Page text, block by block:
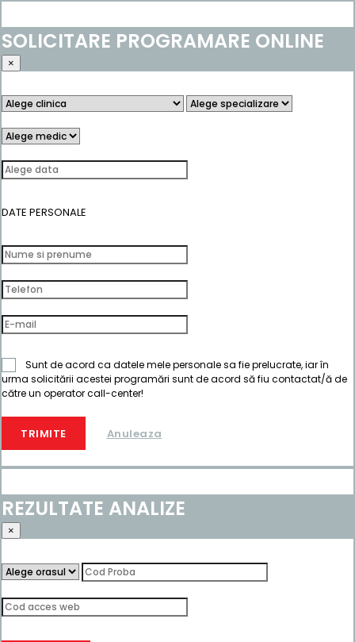
SOLICITARE PROGRAMARE ONLINE
×
DATE PERSONALE
Sunt de acord ca datele mele personale sa fie prelucrate, iar în
urma solicitării acestei programări sunt de acord să fiu contactat/ă de
către un operator call-center!
TRIMITE Anuleaza
REZULTATE ANALIZE
×